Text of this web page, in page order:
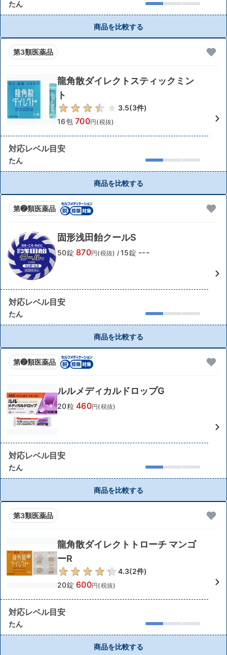
たん
商品を比較する
第3類医薬品
龍角散ダイレクトスティックミン
ト
3.5(3件)
16包 700円(税抜)
対応レベル目安
たん
商品を比較する
第❷類医薬品
固形浅田飴クールS
50錠 870円(税抜) / 15錠 ---
対応レベル目安
たん
商品を比較する
第❷類医薬品
ルルメディカルドロップG
20粒 460円(税抜)
対応レベル目安
たん
商品を比較する
第3類医薬品
龍角散ダイレクトトローチ マンゴ
ーR
4.3(2件)
20錠 600円(税抜)
対応レベル目安
たん
商品を比較する